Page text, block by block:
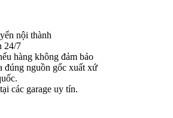
nội thành
24/7
hàng không đảm bảo
đúng nguồn gốc xuất xứ
các garage uy tín.